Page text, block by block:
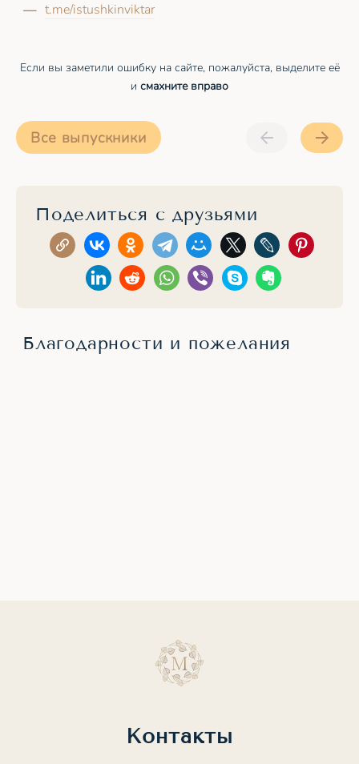
t.me/istushkinviktar
Если вы заметили ошибку на сайте, пожалуйста, выделите её
и смахните вправо
Все выпускники
Поделиться с друзьями
Благодарности и пожелания
Контакты